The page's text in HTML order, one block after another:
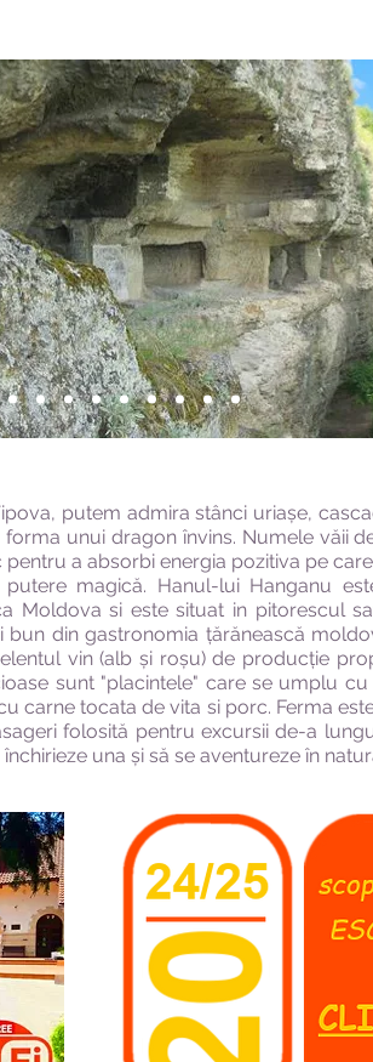
putem admira stânci uriașe,
unui dragon învins. Numele văii
a absorbi energia pozitiva pe
magică. Hanul-lui Hanganu
Moldova si este situat in pitorescul
din gastronomia țărănească
vin (alb și roșu) de producție
sunt "placintele" care se umplu
carne tocata de vita si porc. Ferma
folosită pentru excursii de-a
una și să se aventureze în